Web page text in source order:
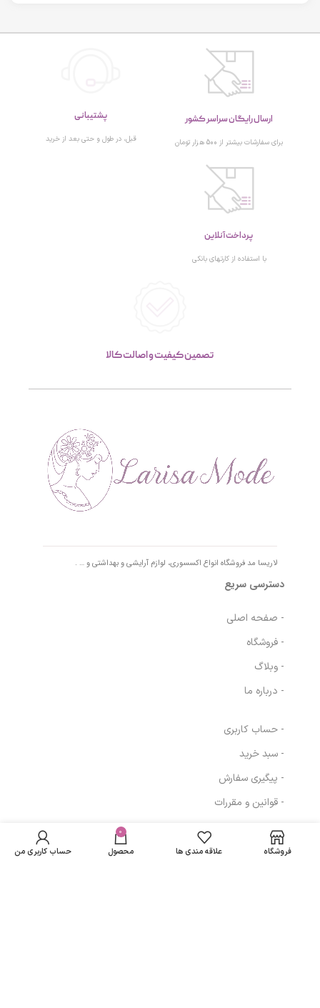
ارسال رایگان سراسر کشور
برای سفارشات بیشتر از 500 هزار تومان
پشتیبانی
قبل، در طول و حتی بعد از خرید
پرداخت آنلاین
با استفاده از کارتهای بانکی
تصمین کیفیت و اصالت کالا
لاریسا مد فروشگاه انواع اکسسوری، لوازم آرایشی و بهداشتی و … .
دسترسی سریع
- صفحه اصلی
- فروشگاه
- وبلاگ
- درباره ما
- حساب کاربری
- سبد خرید
- پیگیری سفارش
- قوانین و مقررات
مسیرهای ارتباطیحجم 50 میلی لیتر
تومان
باشد فروشگاه علاقه مندی ها
0
محصول حساب کاربری من